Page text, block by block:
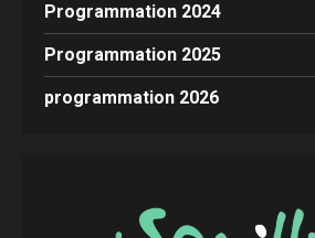
Programmation 2024
Programmation 2025
programmation 2026